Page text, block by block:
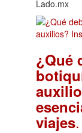
Lado.mx
¿Qué
viajes.